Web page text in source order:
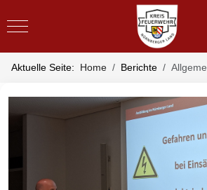
Mobile Menu Toggle
Aktuelle Seite: Home Berichte